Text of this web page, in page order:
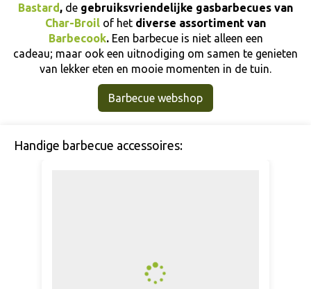
Bastard, de gebruiksvriendelijke gasbarbecues van
Char-Broil of het diverse assortiment van
Barbecook. Een barbecue is niet alleen een
cadeau; maar ook een uitnodiging om samen te genieten
van lekker eten en mooie momenten in de tuin.
Barbecue webshop
Handige barbecue accessoires: